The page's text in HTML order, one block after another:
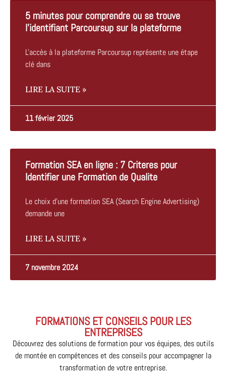
5 minutes pour comprendre ou se trouve
l’identifiant Parcoursup sur la plateforme
L'accès à la plateforme Parcoursup représente une étape
clé dans
LIRE LA SUITE »
11 février 2025
Formation SEA en ligne : 7 Criteres pour
Identifier une Formation de Qualite
Le choix d’une formation SEA (Search Engine Advertising)
demande une
LIRE LA SUITE »
7 novembre 2024
FORMATIONS ET CONSEILS POUR LES
ENTREPRISES
Découvrez des solutions de formation pour vos équipes, des outils
de montée en compétences et des conseils pour accompagner la
transformation de votre entreprise.